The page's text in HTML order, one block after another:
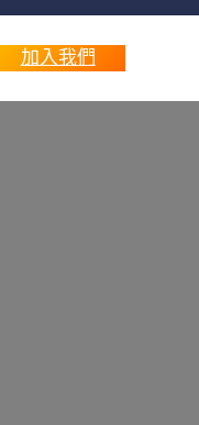
加入我們